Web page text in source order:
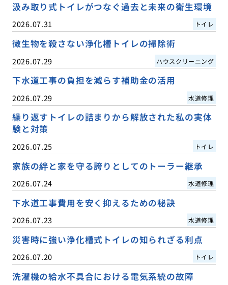
汲み取り式トイレがつなぐ過去と未来の衛生環境
2026.07.31 トイレ
微生物を殺さない浄化槽トイレの掃除術
2026.07.29 ハウスクリーニング
下水道工事の負担を減らす補助金の活用
2026.07.29 水道修理
繰り返すトイレの詰まりから解放された私の実体
験と対策
2026.07.25 トイレ
家族の絆と家を守る誇りとしてのトーラー継承
2026.07.24 水道修理
下水道工事費用を安く抑えるための秘訣
2026.07.23 水道修理
災害時に強い浄化槽式トイレの知られざる利点
2026.07.20 トイレ
洗濯機の給水不具合における電気系統の故障